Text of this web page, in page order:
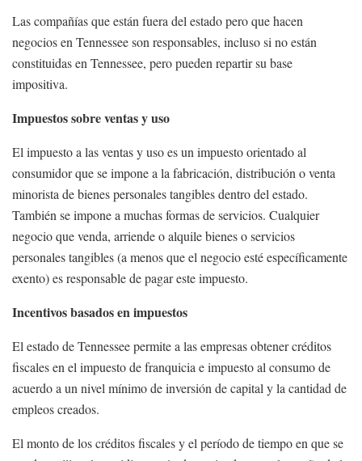
Las compañías que están fuera del estado pero que hacen
negocios en Tennessee son responsables, incluso si no están
constituidas en Tennessee, pero pueden repartir su base
impositiva.
Impuestos sobre ventas y uso
El impuesto a las ventas y uso es un impuesto orientado al
consumidor que se impone a la fabricación, distribución o venta
minorista de bienes personales tangibles dentro del estado.
También se impone a muchas formas de servicios. Cualquier
negocio que venda, arriende o alquile bienes o servicios
personales tangibles (a menos que el negocio esté específicamente
exento) es responsable de pagar este impuesto.
Incentivos basados en impuestos
El estado de Tennessee permite a las empresas obtener créditos
fiscales en el impuesto de franquicia e impuesto al consumo de
acuerdo a un nivel mínimo de inversión de capital y la cantidad de
empleos creados.
El monto de los créditos fiscales y el período de tiempo en que se